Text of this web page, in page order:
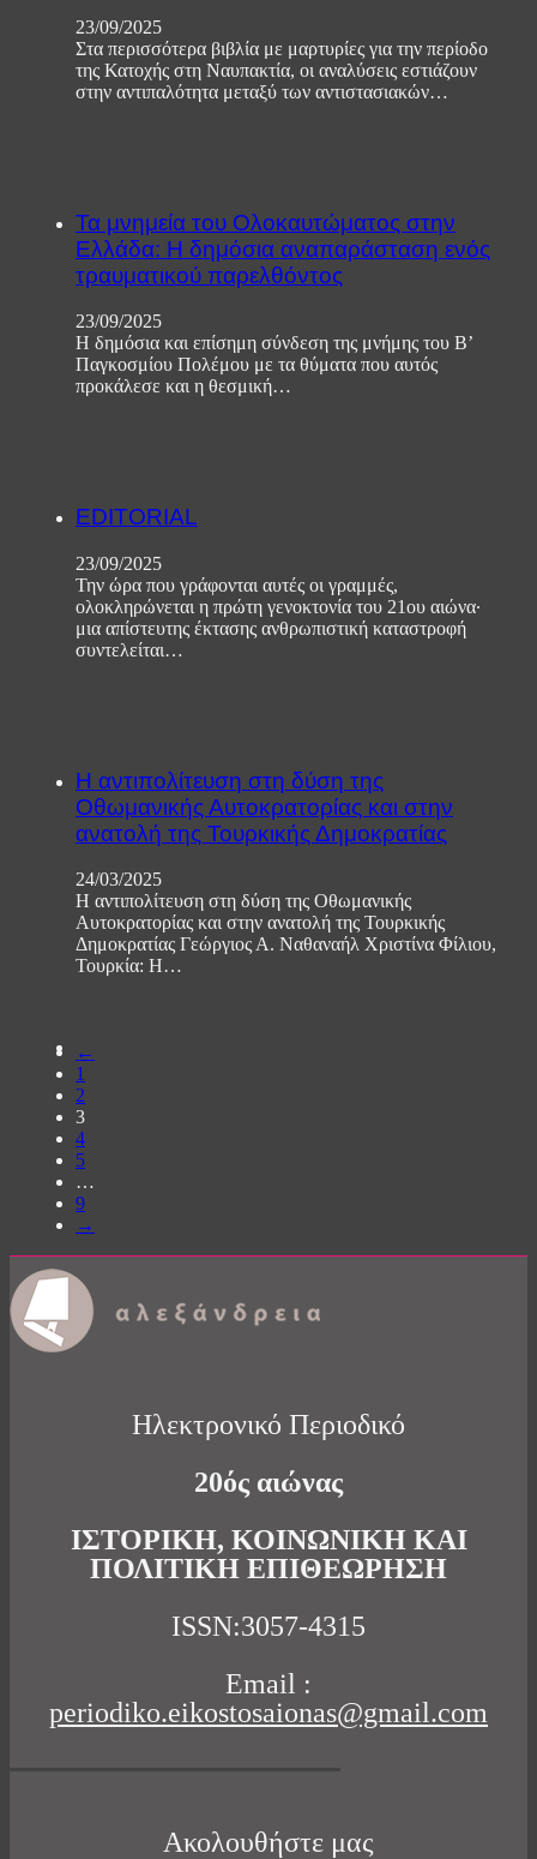
23/09/2025
Στα περισσότερα βιβλία με μαρτυρίες για την περίοδο
της Κατοχής στη Ναυπακτία, οι αναλύσεις εστιάζουν
στην αντιπαλότητα μεταξύ των αντιστασιακών…
Τα μνημεία του Ολοκαυτώματος στην
Ελλάδα: Η δημόσια αναπαράσταση ενός
τραυματικού παρελθόντος
23/09/2025
Η δημόσια και επίσημη σύνδεση της μνήμης του Β’
Παγκοσμίου Πολέμου με τα θύματα που αυτός
προκάλεσε και η θεσμική…
EDITORIAL
23/09/2025
Την ώρα που γράφονται αυτές οι γραμμές,
ολοκληρώνεται η πρώτη γενοκτονία του 21ου αιώνα·
μια απίστευτης έκτασης ανθρωπιστική καταστροφή
συντελείται…
Η αντιπολίτευση στη δύση της
Οθωμανικής Αυτοκρατορίας και στην
ανατολή της Τουρκικής Δημοκρατίας
24/03/2025
Η αντιπολίτευση στη δύση της Οθωμανικής
Αυτοκρατορίας και στην ανατολή της Τουρκικής
Δημοκρατίας Γεώργιος Α. Ναθαναήλ Χριστίνα Φίλιου,
Τουρκία: Η…
←
1
2
3
4
5
…
9
→
Ηλεκτρονικό Περιοδικό
20ός αιώνας
ΙΣΤΟΡΙΚΗ, ΚΟΙΝΩΝΙΚΗ ΚΑΙ
ΠΟΛΙΤΙΚΗ ΕΠΙΘΕΩΡΗΣΗ
ISSN:3057-4315
Email :
periodiko.eikostosaionas@gmail.com
Ακολουθήστε μας